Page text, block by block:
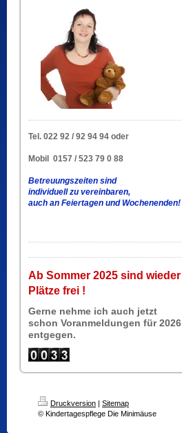
Tel. 022 92 / 92 94 94 oder
Mobil 0157 / 523 79 0 88
Betreuungszeiten sind
individuell zu vereinbaren,
auch an Feiertagen und Wochenenden!
Ab Sommer 2025 sind wieder
Plätze frei !
Gerne nehme ich auch jetzt
schon Voranmeldungen für 2026
entgegen.
Druckversion | Sitemap
© Kindertagespflege Die Minimäuse